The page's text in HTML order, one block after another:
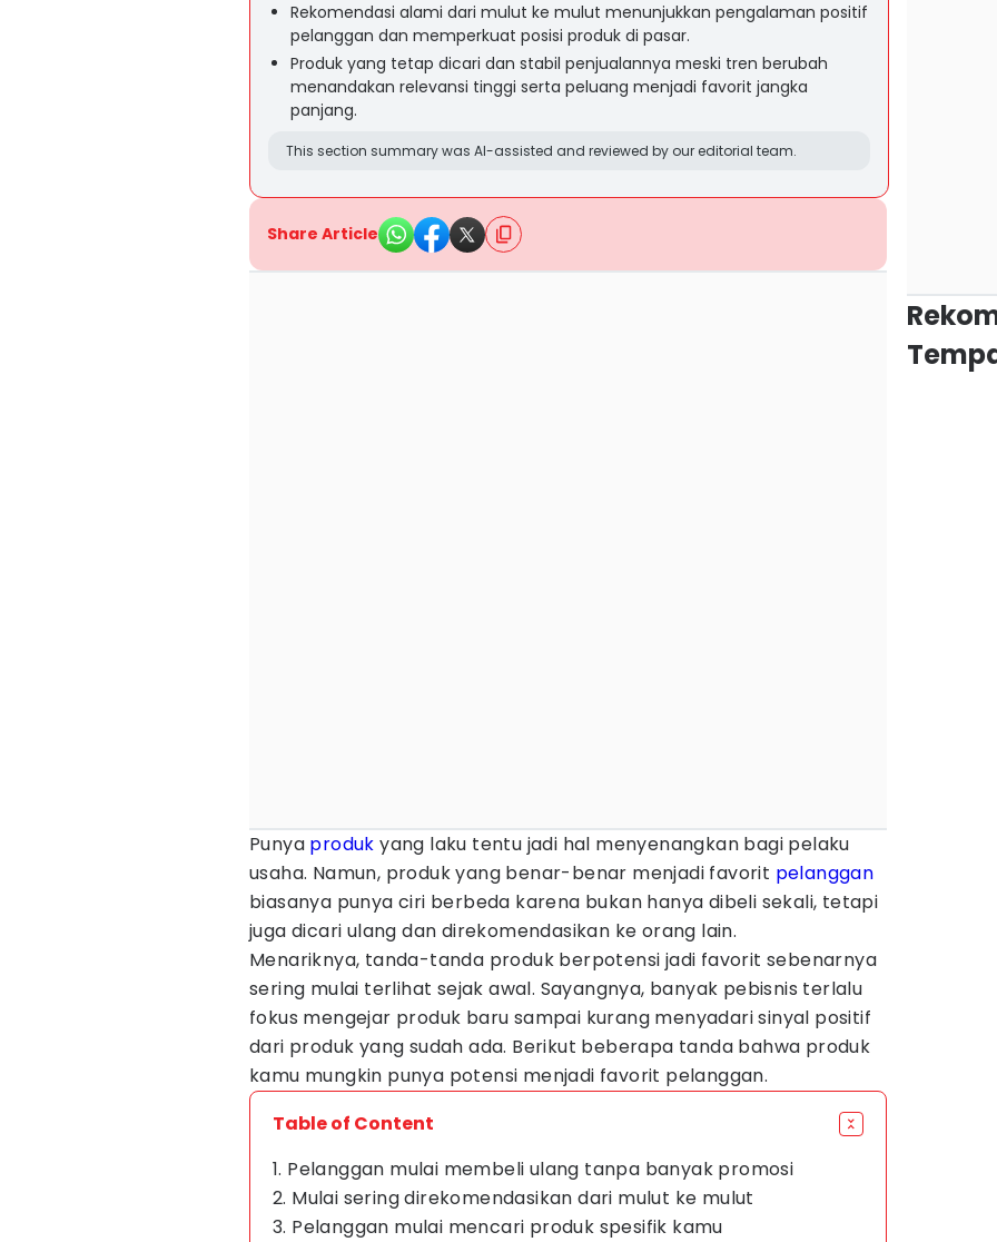
Rekomendasi alami dari mulut ke mulut menunjukkan pengalaman positif
pelanggan dan memperkuat posisi produk di pasar.
Produk yang tetap dicari dan stabil penjualannya meski tren berubah
menandakan relevansi tinggi serta peluang menjadi favorit jangka
panjang.
This section summary was AI-assisted and reviewed by our editorial team.
Share Article
Punya produk yang laku tentu jadi hal menyenangkan bagi pelaku
usaha. Namun, produk yang benar-benar menjadi favorit pelanggan
biasanya punya ciri berbeda karena bukan hanya dibeli sekali, tetapi
juga dicari ulang dan direkomendasikan ke orang lain.
Menariknya, tanda-tanda produk berpotensi jadi favorit sebenarnya
sering mulai terlihat sejak awal. Sayangnya, banyak pebisnis terlalu
fokus mengejar produk baru sampai kurang menyadari sinyal positif
dari produk yang sudah ada. Berikut beberapa tanda bahwa produk
kamu mungkin punya potensi menjadi favorit pelanggan.
Table of Content
1. Pelanggan mulai membeli ulang tanpa banyak promosi
2. Mulai sering direkomendasikan dari mulut ke mulut
3. Pelanggan mulai mencari produk spesifik kamu